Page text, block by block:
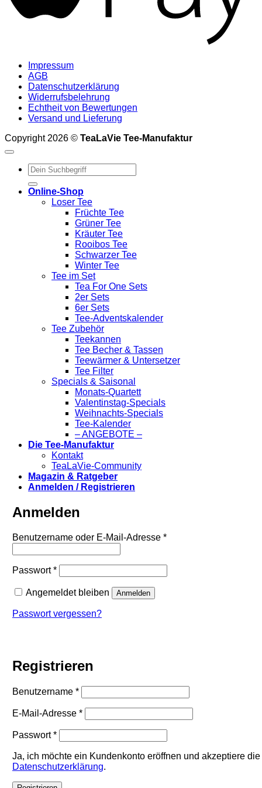
Impressum
AGB
Datenschutzerklärung
Widerrufsbelehrung
Echtheit von Bewertungen
Versand und Lieferung
Copyright 2026 © TeaLaVie Tee-Manufaktur
Suchen
nach:
Online-Shop
Loser Tee
Früchte Tee
Grüner Tee
Kräuter Tee
Rooibos Tee
Schwarzer Tee
Winter Tee
Tee im Set
Tea For One Sets
2er Sets
6er Sets
Tee-Adventskalender
Tee Zubehör
Teekannen
Tee Becher & Tassen
Teewärmer & Untersetzer
Tee Filter
Specials & Saisonal
Monats-Quartett
Valentinstag-Specials
Weihnachts-Specials
Tee-Kalender
– ANGEBOTE –
Die Tee-Manufaktur
Kontakt
TeaLaVie-Community
Magazin & Ratgeber
Anmelden / Registrieren
Anmelden
Benutzername oder E-Mail-Adresse *Erforderlich
Passwort*Erforderlich
Angemeldet bleiben Anmelden
Passwort vergessen?
Registrieren
Benutzername *Erforderlich
E-Mail-Adresse *Erforderlich
Passwort*Erforderlich
Ja, ich möchte ein Kundenkonto eröffnen und akzeptiere die
Datenschutzerklärung.